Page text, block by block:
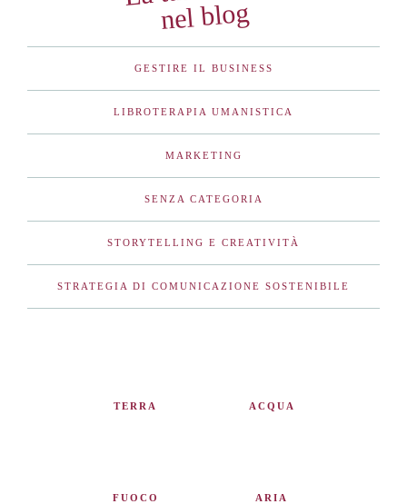
nel blog
GESTIRE IL BUSINESS
LIBROTERAPIA UMANISTICA
MARKETING
SENZA CATEGORIA
STORYTELLING E CREATIVITÀ
STRATEGIA DI COMUNICAZIONE SOSTENIBILE
TERRA ACQUA
FUOCO ARIA